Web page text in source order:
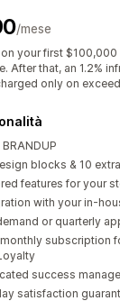
prezzi
/mese
your first
After that, an 1.2%
only on
blocks & 10
features for your
with your in-
or quarterly
monthly subscription
success
satisfaction